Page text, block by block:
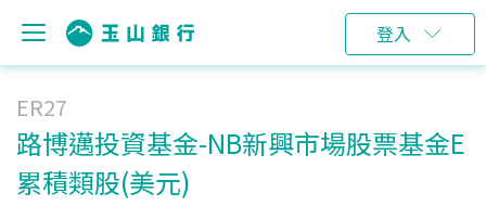
登入
ER27
路博邁投資基金-NB新興市場股票基金E
累積類股(美元)